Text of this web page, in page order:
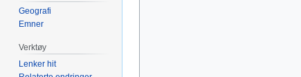
Geografi
Emner
Verktøy
Lenker hit